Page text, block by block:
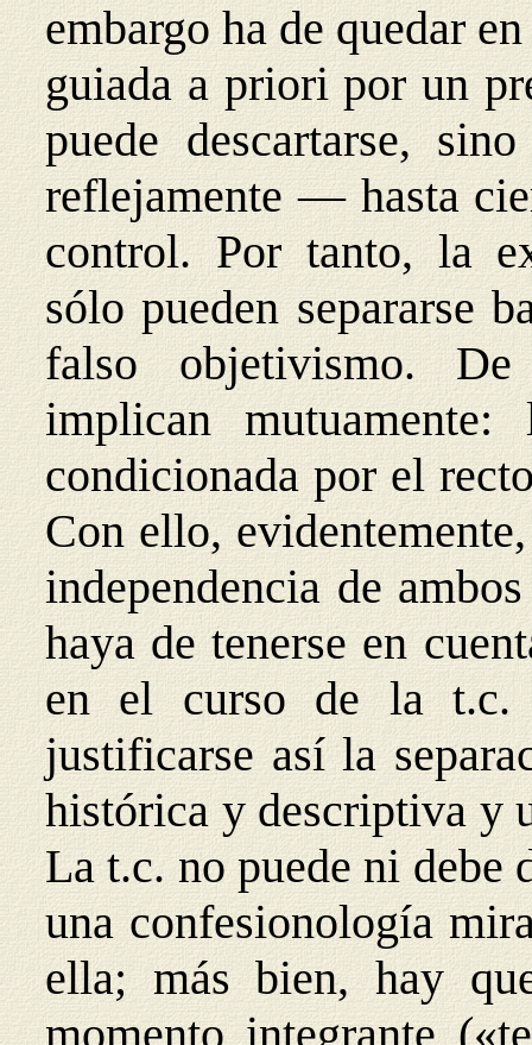
embargo ha de quedar
guiada a priori por un
puede descartarse,
reflejamente — hasta
control. Por tanto, la
sólo pueden separarse
falso objetivismo.
implican mutuamente:
condicionada por el
Con ello,
independencia de
haya de tenerse en
en el curso de la t.c.
justificarse así la
histórica y descriptiva y
La t.c. no puede ni debe
una confesionología
ella; más bien, hay
momento integrante